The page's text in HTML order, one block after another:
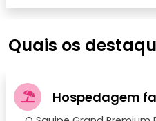
Quais os
Hospedagem